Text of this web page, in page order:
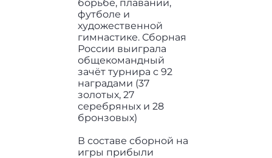
борьбе, плавании,
футболе и
художественной
гимнастике. Сборная
России выиграла
общекомандный
зачёт турнира с 92
наградами (37
золотых, 27
серебряных и 28
бронзовых)
В составе сборной на
игры прибыли